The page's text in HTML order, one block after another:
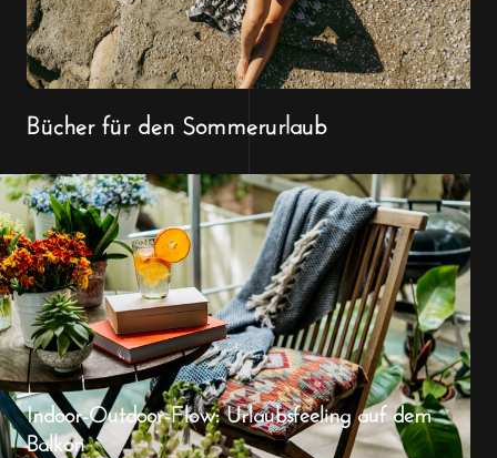
Bücher für den Sommerurlaub
Indoor-Outdoor-Flow: Urlaubsfeeling auf dem
Balkon